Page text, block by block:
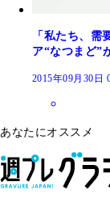
「私たち、
ア“なつまど”
2015年09月30日
あなたにオススメ